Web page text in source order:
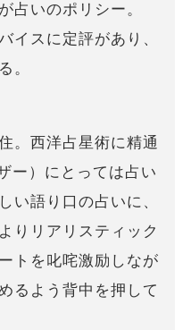
占いのポリシー。
イスに定評があり、
。
。西洋占星術に精通
ー）にとっては占い
い語り口の占いに、
りリアリスティック
トを叱咤激励しなが
るよう背中を押して